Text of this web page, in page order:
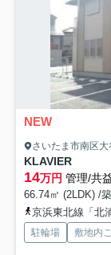
NEW
さいたま市南区大
KLAVIER
14万円 管理/共
66.74㎡ (2LDK) /
京浜東北線「北
駐輪場 敷地内